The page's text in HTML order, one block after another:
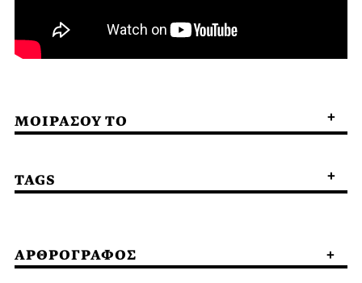
ΜΟΙΡΑΣΟΥ ΤΟ
TAGS
ΑΡΘΡΟΓΡΑΦΟΣ